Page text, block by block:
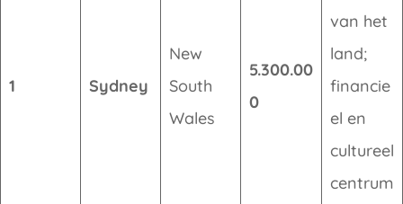
1 Sydney
New
South
Wales
5.300.00
0
van het
land;
financie
el en
cultureel
centrum